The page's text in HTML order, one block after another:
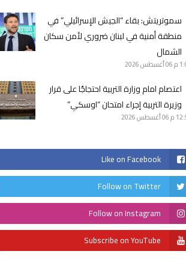
سموتريتش: بقاء “الجيش الإسرائيلي” في
منطقة أمنية في لبنان ضروري لأمن سكان
الشمال
م 06 أغسطس 2026
اعتصام امام وزارة التربية احتجاجًا على قرار
وزيرة التربية إجراء امتحان “اوسكي”
م 06 أغسطس 2026
Like on Facebook
Follow on Twitter
Follow on Instagram
Subscribe on YouTube